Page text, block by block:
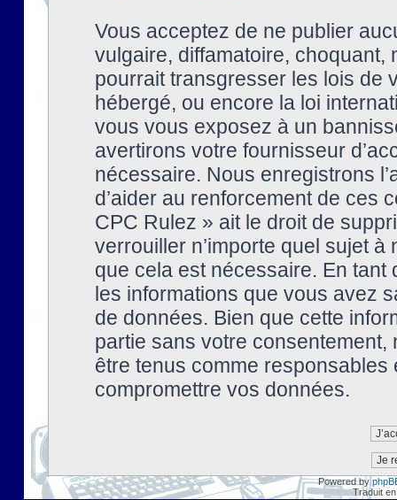
Vous acceptez de ne publier
vulgaire, diffamatoire, choquant,
pourrait transgresser les lois de
hébergé, ou encore la loi
vous vous exposez à un
avertirons votre fournisseur
nécessaire. Nous enregistrons
d’aider au renforcement de ces
CPC Rulez » ait le droit de
verrouiller n’importe quel sujet à
que cela est nécessaire. En tant
les informations que vous avez
de données. Bien que cette
partie sans votre
être tenus comme
compromettre vos données.
Powered by
Traduit